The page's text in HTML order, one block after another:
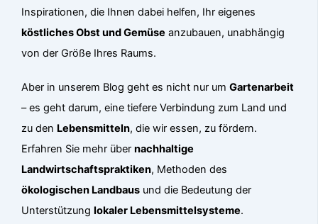
Inspirationen, die Ihnen dabei helfen, Ihr eigenes
köstliches Obst und Gemüse anzubauen, unabhängig
von der Größe Ihres Raums.
Aber in unserem Blog geht es nicht nur umGartenarbeit
– es geht darum, eine tiefere Verbindung zum Land und
zu den Lebensmitteln, die wir essen, zu fördern.
Erfahren Sie mehr übernachhaltige
Landwirtschaftspraktiken, Methoden des
ökologischen Landbaus und die Bedeutung der
Unterstützunglokaler Lebensmittelsysteme.